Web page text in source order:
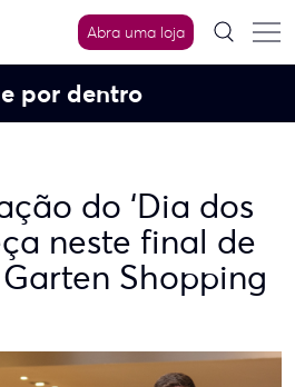
Abra uma loja
por dentro
do ‘Dia dos
neste final de
Shopping